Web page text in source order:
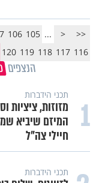
<<
<
...
105
106
116
117
118
119
120
הנצפים
1 תכני הידברות
מזוזות, ציציות
המיזם שיביא
חיילי צה"ל
תכני הידברות